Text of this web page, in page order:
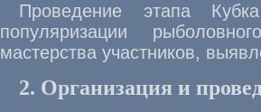
Проведение этапа
популяризации
мастерства участников,
2. Организация и